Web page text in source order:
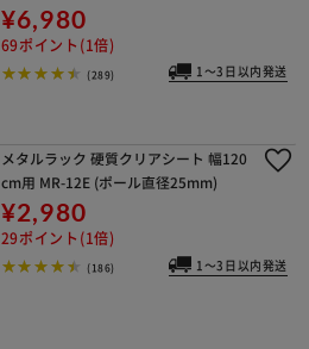
¥6,980
69ポイント(1倍)
(289) 1～3日以内発送
メタルラック 硬質クリアシート 幅120
cm用 MR-12E (ポール直径25mm)
¥2,980
29ポイント(1倍)
(186) 1～3日以内発送